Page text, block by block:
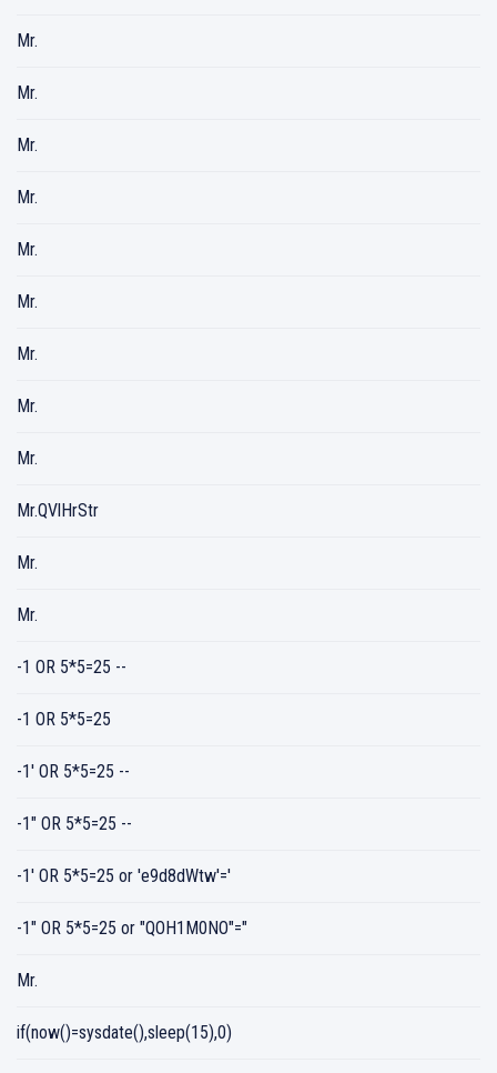
Mr.
Mr.
Mr.
Mr.
Mr.
Mr.
Mr.
Mr.
Mr.
Mr.QVlHrStr
Mr.
Mr.
-1 OR 5*5=25 --
-1 OR 5*5=25
-1' OR 5*5=25 --
-1" OR 5*5=25 --
-1' OR 5*5=25 or 'e9d8dWtw'='
-1" OR 5*5=25 or "QOH1M0NO"="
Mr.
if(now()=sysdate(),sleep(15),0)